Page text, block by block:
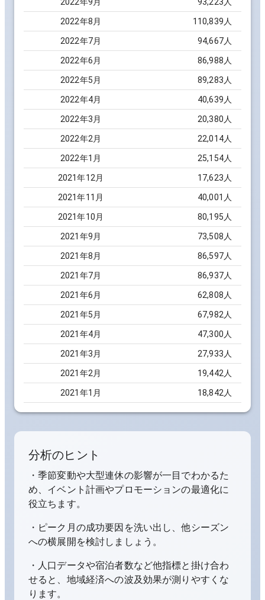
2022年8 月 110,839 人
2022年7月 94,667人
2022年6 月 86,988 人
2022年5 月 89,283 人
2022年4月 40,639 人
2022年3 月 20,380 人
2022年2 月 22,014人
2022年1 月 25,154人
2021年12 月 17,623 人
2021年11 月 40,001 人
2021年10 月 80,195 人
2021 年9 月 73,508 人
2021 年8 月 86,597人
2021 年7月 86,937人
2021 年6 月 62,808 人
2021 年5 月 67,982 人
2021 年4月 47,300 人
2021 年3 月 27,933 人
2021 年2 月 19,442 人
2021 年1 月 18,842 人
分析のヒント
・季節変動や大型連休の影響が一目でわかるた
め、イベント計画やプロモーションの最適化に
役立ちます。
・ピーク月の成功要因を洗い出し、他シーズン
への横展開を検討しましょう。
・人口データや宿泊者数など他指標と掛け合わ
せると、地域経済への波及効果が測りやすくな
ります。